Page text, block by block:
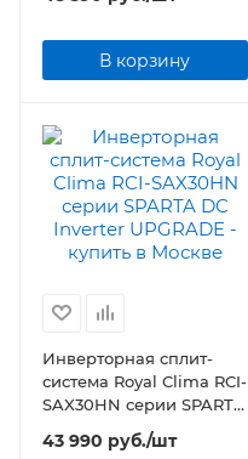
INVERTER UPGRADE
В корзину
Инверторная сплит-
система Royal Clima RCI-
SAX30HN серии SPARTA
DC Inverter UPGRADE
43 990 руб./шт